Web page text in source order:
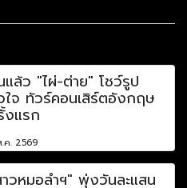
แล้ว "ไผ่-ต่าย" โชว์รูป
ใจ ทัวร์คอนเสิร์ตอังกฤษ
งแรก
ค. 2569
วหมอลำฯ" พุ่งวันละแสน